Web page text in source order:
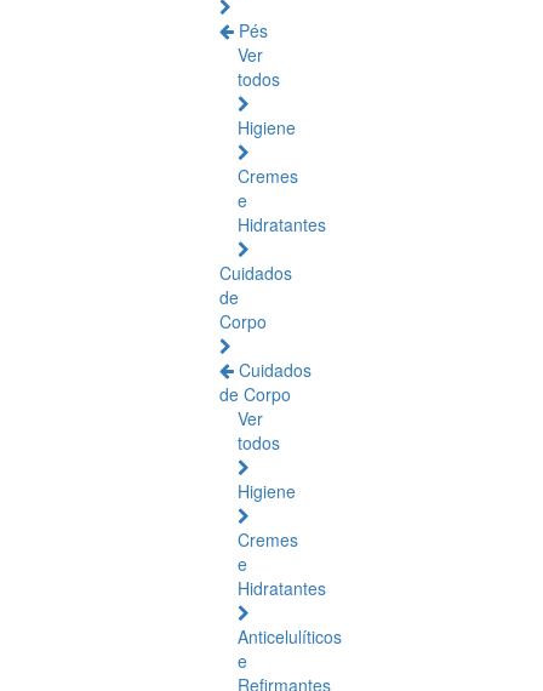
Pés
Ver
todos
Higiene
Cremes
e
Hidratantes
Cuidados
de
Corpo
Cuidados
de Corpo
Ver
todos
Higiene
Cremes
e
Hidratantes
Anticelulíticos
e
Refirmantes